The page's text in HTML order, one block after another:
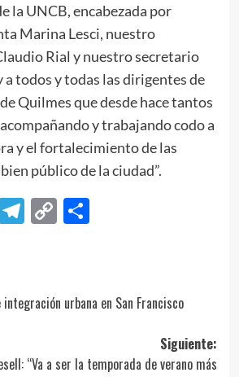
la UNCB, encabezada por
Marina Lesci, nuestro
Rial y nuestro secretario
a todos y todas las dirigentes de
Quilmes que desde hace tantos
y trabajando codo a
y el fortalecimiento de las
público de la ciudad”.
Telegram
CopyCompartir
urbana en San Francisco
Siguiente:
“Va a ser la temporada de verano más